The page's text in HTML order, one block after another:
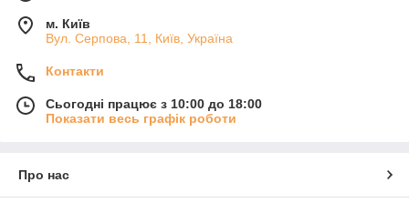
м. Київ
Вул. Серпова, 11, Київ, Україна
Контакти
Сьогодні працює з 10:00 до 18:00
Показати весь графік роботи
Про нас